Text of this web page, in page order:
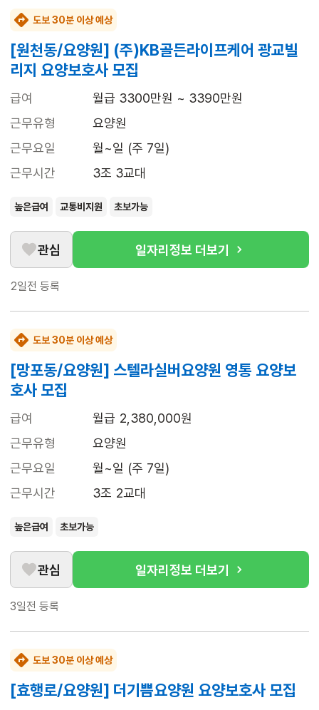
도보 30분 이상 예상
[원천동/요양원] (주)KB골든라이프케어 광교빌
리지 요양보호사 모집
급여
월급 3300만원 ~ 3390만원
근무유형
요양원
근무요일
월~일 (주 7일)
근무시간
3조 3교대
높은급여 교통비지원 초보가능
관심 일자리정보 더보기
2일전 등록
도보 30분 이상 예상
[망포동/요양원] 스텔라실버요양원 영통 요양보
호사 모집
급여
월급 2,380,000원
근무유형
요양원
근무요일
월~일 (주 7일)
근무시간
3조 2교대
높은급여 초보가능
관심 일자리정보 더보기
3일전 등록
도보 30분 이상 예상
[효행로/요양원] 더기쁨요양원 요양보호사 모집